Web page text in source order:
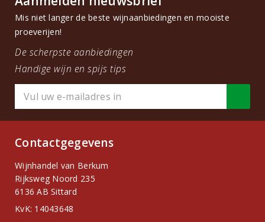
Mis niet langer de beste wijnaanbiedingen en mooiste
proeverijen!
De scherpste aanbiedingen
Handige wijn en spijs tips
Contactgegevens
Wijnhandel van Berkum
Rijksweg Noord 235
6136 AB Sittard
KvK: 14043648